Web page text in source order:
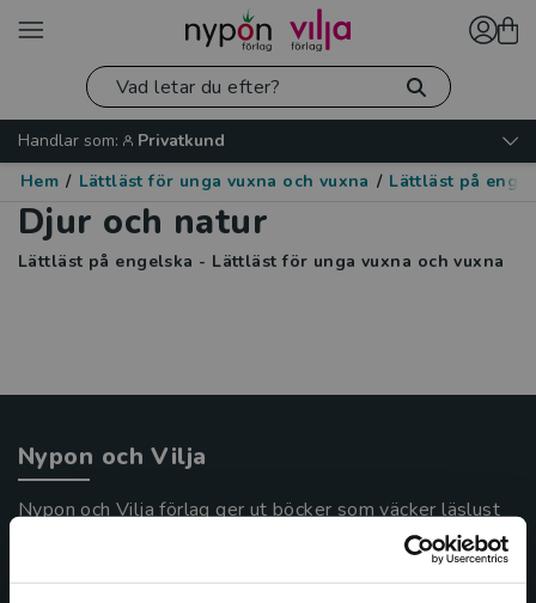
Handlar som:
Privatkund
Hem / Lättläst för unga vuxna och vuxna / Lättläst på
Djur och natur
Lättläst på engelska - Lättläst för unga vuxna och vuxna
Nypon och Vilja
Nypon och Vilja förlag ger ut böcker som väcker läslust
och öppnar dörren till nya världar och möjligheter för